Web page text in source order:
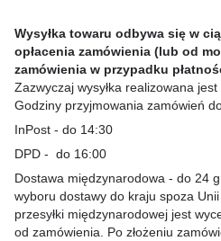
Wysyłka towaru odbywa się w
opłacenia zamówienia (lub od
zamówienia w przypadku
Zazwyczaj wysyłka realizowana jest
Godziny przyjmowania zamówień
InPost - do 14:30
DPD - do 16:00
Dostawa międzynarodowa - do 24
wyboru dostawy do kraju spoza
przesyłki międzynarodowej jest
od zamówienia. Po złożeniu